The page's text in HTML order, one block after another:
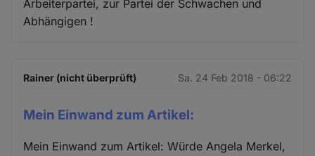
Arbeiterpartei, zur Partei der Schwachen und
Abhängigen !
Rainer (nicht überprüft) Sa. 24 Feb 2018 - 06:22
Mein Einwand zum Artikel:
Mein Einwand zum Artikel: Würde Angela Merkel,